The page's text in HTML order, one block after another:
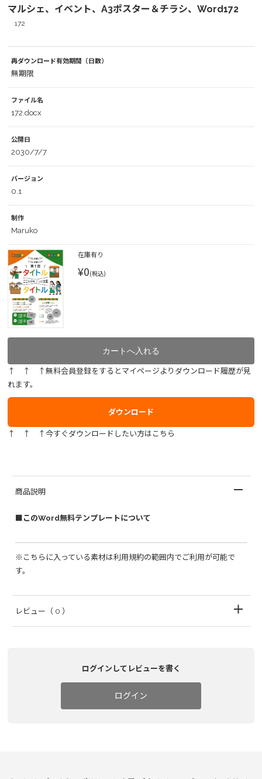
マルシェ、イベント、A3ポスター＆チラシ、Word172
172
再ダウンロード有効期間（日数）
無期限
ファイル名
172.docx
公開日
2030/7/7
バージョン
0.1
制作
Maruko
在庫有り
¥0(税込)
↑ ↑ ↑無料会員登録をするとマイページよりダウンロード履歴が見
れます。
ダウンロード
↑ ↑ ↑今すぐダウンロードしたい方はこちら
商品説明
■このWord無料テンプレートについて
※こちらに入っている素材は利用規約の範囲内でご利用が可能で
す。
レビュー （ 0 ）
ログインしてレビューを書く
ログイン